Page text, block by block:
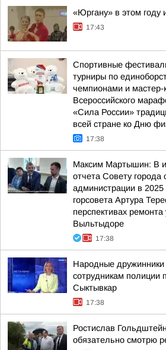
«Юргану» в этом году
17:43
Спортивные
турниры по
чемпионами и мастер-
Всероссийского
«Сила России»
всей стране ко Дню
17:38
Максим Мартышин: В
отчета Совету города
администрации в 2025
горсовета Артура
перспективах
Выльтыдоре
17:38
Народные
сотрудникам полиции
Сыктывкар
17:38
Ростислав
обязательно смотрю